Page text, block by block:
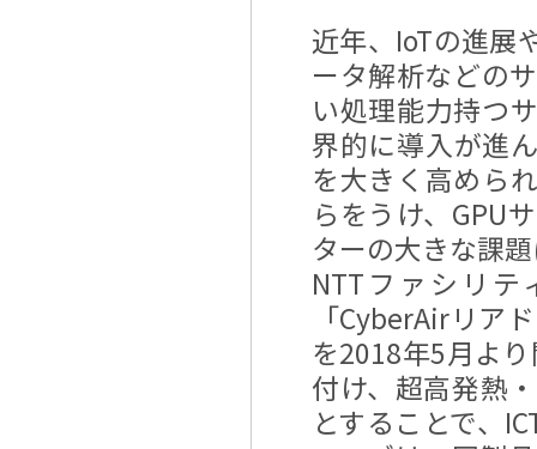
近年、IoTの進展
ータ解析などの
い処理能力持つ
界的に導入が進
を大きく高めら
らをうけ、GPU
ターの大きな課
NTTファシリ
「CyberAirリア
を2018年5月よ
付け、超高発熱
とすることで、